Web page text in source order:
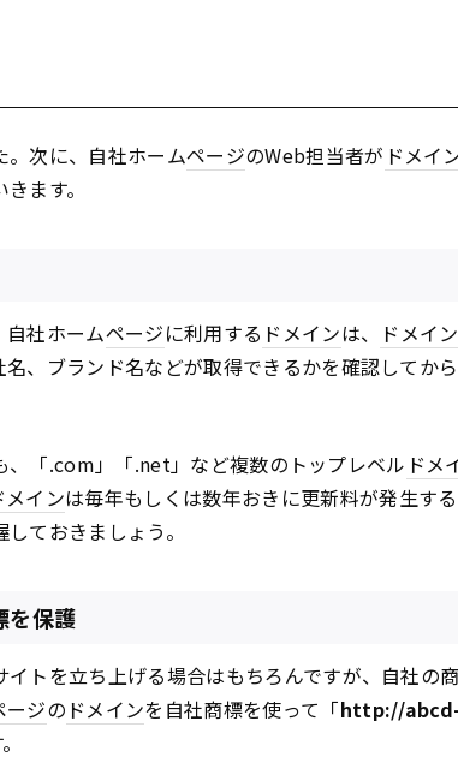
。次に、自社ホームページのWeb担当者が ドメイ
ます。
自社ホームページに利用する ドメインは、 ドメイン
、ブランド名などが取得できるかを確認してから
、「.com」「.net」など複数のトップレベル ドメ
メインは毎年もしくは数年おきに更新料が発生する
しておきましょう。
を保護
トを立ち上げる場合はもちろんですが、自社の商
ージの ドメインを自社商標を使って「http://abcd-